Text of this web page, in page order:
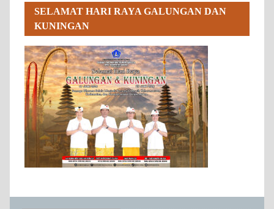
SELAMAT HARI RAYA GALUNGAN DAN
KUNINGAN